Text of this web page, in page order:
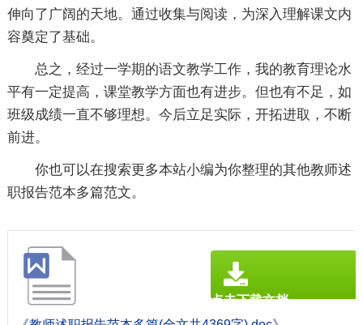
伸向了广阔的天地。通过收集与阅读，为深入理解课文内
容奠定了基础。
总之，经过一学期的语文教学工作，我的教育理论水
平有一定提高，课堂教学方面也有进步。但也有不足，如
班级成绩一直不够理想。今后立足实际，开拓进取，不断
前进。
你也可以在搜索更多本站小编为你整理的其他教师述
职报告范本多篇范文。
点击下载文档
文档为doc格式